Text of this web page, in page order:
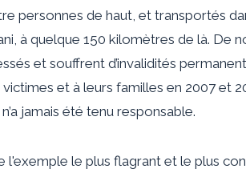
personnes de haut, et transportés
à quelque 150 kilomètres de là. De
et souffrent d’invalidités
et à leurs familles en 2007 et
jamais été tenu responsable.
l'exemple le plus flagrant et le plus